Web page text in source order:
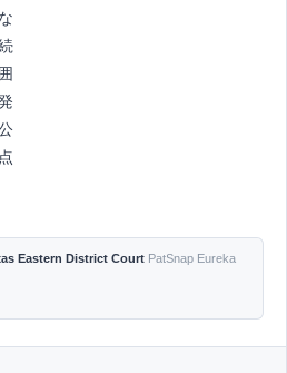
Eastern District Court PatSnap Eureka